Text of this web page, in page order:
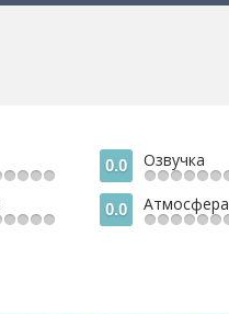
0.0 Озвучка
0.0 Атмосфера